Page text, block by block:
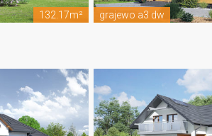
132.17m² grajewo a3 dw